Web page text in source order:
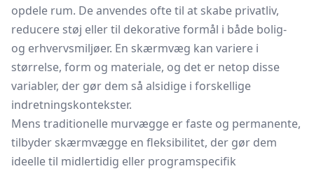
opdele rum. De anvendes ofte til at skabe privatliv,
reducere støj eller til dekorative formål i både bolig-
og erhvervsmiljøer. En skærmvæg kan variere i
størrelse, form og materiale, og det er netop disse
variabler, der gør dem så alsidige i forskellige
indretningskontekster.
Mens traditionelle murvægge er faste og permanente,
tilbyder skærmvægge en fleksibilitet, der gør dem
ideelle til midlertidig eller programspecifik